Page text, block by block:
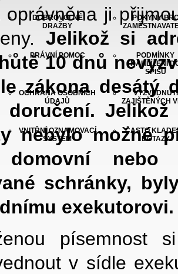
DOBROVOLNÉ
DRAŽBY
PRÁVNÍ POMOC
OCHRANA OSOBNÍCH
ÚDAJŮ
VNITŘNÍ OZNAMOVACÍ
SYSTÉM
POKYNY
PODMÍNKY
NAHLÍŽENÍ
SPISU
VYZVEDNUTÍ
ZAJIŠTĚNÝCH
ČASTO
DOTAZY
oprávněna ji
Jelikož si
10 dnů
zákona desátý
doručení.
nebylo možné
nebo
schránky,
exekutorovi.
písemnost
v sídle